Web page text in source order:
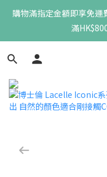
購物滿指定金額即享免運
滿